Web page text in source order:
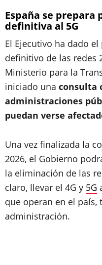
España se prepara
definitiva al 5G
El Ejecutivo ha dado
definitivo de las redes
Ministerio para la
iniciado una consulta
administraciones
puedan verse
Una vez finalizada la
2026, el Gobierno
la eliminación de las
claro, llevar el 4G y 5G
que operan en el país,
administración.